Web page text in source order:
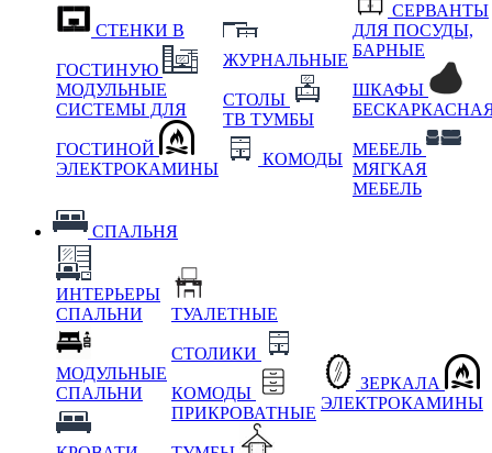
СТЕНКИ В
ГОСТИНУЮ
МОДУЛЬНЫЕ
СИСТЕМЫ ДЛЯ
ГОСТИНОЙ
ЭЛЕКТРОКАМИНЫ
ЖУРНАЛЬНЫЕ
СТОЛЫ
ТВ ТУМБЫ
КОМОДЫ
СЕРВАНТЫ
ДЛЯ ПОСУДЫ,
БАРНЫЕ
ШКАФЫ
МЕБЕЛЬ
МЯГКАЯ
МЕБЕЛЬ
СПАЛЬНЯ
ИНТЕРЬЕРЫ
СПАЛЬНИ
МОДУЛЬНЫЕ
СПАЛЬНИ
ТУАЛЕТНЫЕ
СТОЛИКИ
КОМОДЫ
ПРИКРОВАТНЫЕ
ЗЕРКАЛА
ЭЛЕКТРОКАМИНЫ